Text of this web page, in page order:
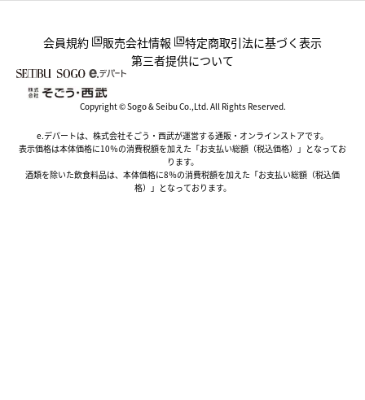
会員規約 販売会社情報
特定商取引法に基づく表示
第三者提供について
Copyright © Sogo & Seibu Co.,Ltd. All Rights Reserved.
e.デパートは、株式会社そごう・西武が運営する通販・オンラインストアです。
表示価格は本体価格に10％の消費税額を加えた「お支払い総額（税込価格）」となってお
ります。
酒類を除いた飲食料品は、本体価格に8％の消費税額を加えた「お支払い総額（税込価
格）」となっております。